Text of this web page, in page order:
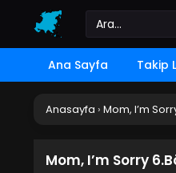
Ana Sayfa Takip
Anasayfa › Mom, I’m
Mom, I’m Sorry